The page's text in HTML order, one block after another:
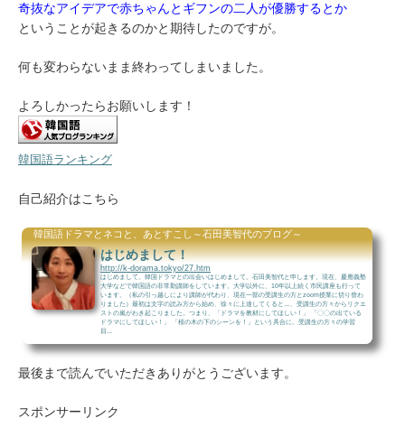
奇抜なアイデアで赤ちゃんとギフンの二人が優勝するとか
ということが起きるのかと期待したのですが。
何も変わらないまま終わってしまいました。
よろしかったらお願いします！
韓国語ランキング
自己紹介はこちら
韓国語ドラマとネコと、あとすこし～石田美智代のブログ～
はじめまして！
http://k-dorama.tokyo/27.htm
はじめまして。韓国ドラマとの出会いはじめまして。石田美智代と申します。現在、慶應義塾
大学などで韓国語の非常勤講師をしています。大学以外に、10年以上続く市民講座も行って
います。（私の引っ越しにより講師が代わり、現在一部の受講生の方とzoom授業に切り替わ
りました）最初は文字の読み方から始め、徐々に上達してくると…、受講生の方々からリクエ
ストの嵐がわき起こりました。つまり、「ドラマを教材にしてほしい！」 「〇〇の出ている
ドラマにしてほしい！」 「桜の木の下のシーンを！」という具合に。受講生の方々の学習
目...
最後まで読んでいただきありがとうございます。
スポンサーリンク